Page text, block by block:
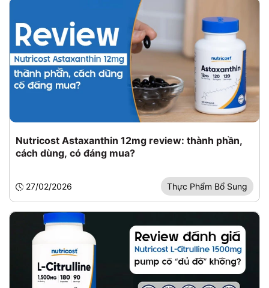
Nutricost Astaxanthin 12mg review: thành phần,
cách dùng, có đáng mua?
27/02/2026 Thực Phẩm Bổ Sung